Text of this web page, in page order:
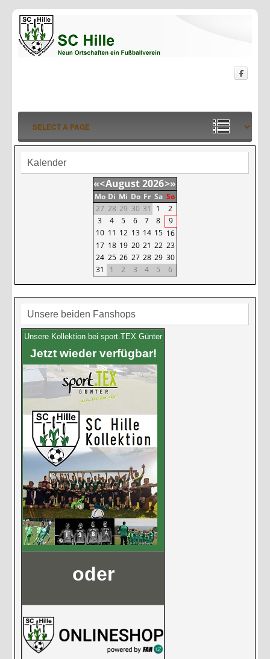
Kalender
«<August2026>»
Mo Di Mi Do Fr Sa So
27 28 29 30 31 1
2
3
4 5 6 7 8
9
10 11 12 13 14 15 16
17 18 19 20 21 22 23
24 25 26 27 28 29 30
31
1 2 3 4 5 6
Unsere beiden Fanshops
Unsere Kollektion bei sport.TEX Günter
Jetzt wieder verfügbar!
oder